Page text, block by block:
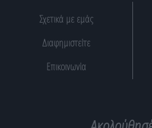
Σχετικά με εμάς
Διαφημιστείτε
Επικοινωνία